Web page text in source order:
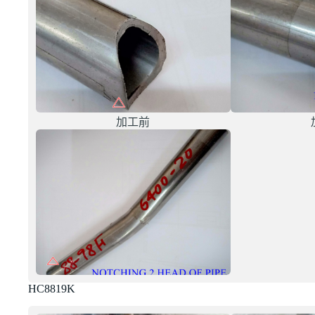
加工前
HC8819K